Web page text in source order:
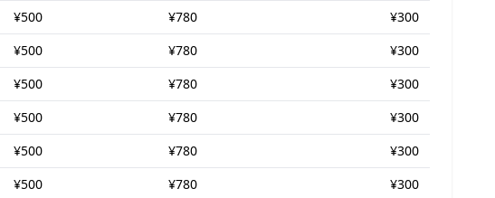
¥500 ¥780
¥300
¥500 ¥780
¥300
¥500 ¥780
¥300
¥500 ¥780
¥300
¥500 ¥780
¥300
¥500 ¥780
¥300